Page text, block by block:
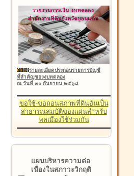
รายละเอียดประกอบรายการบัญชี
ที่สำคัญของงบทดลอง
ณ วันที่ ๓๐ กันยายน ๒๕๖๘
ขอใช้-ขอถอนสภาพที่ดินอันเป็น
สาธารณสมบัติของแผ่นสำหรับ
พลเมืองใช้ร่วมกัน
แผนบริหารความต่อ
เนื่องในสภาวะวิกฤติ